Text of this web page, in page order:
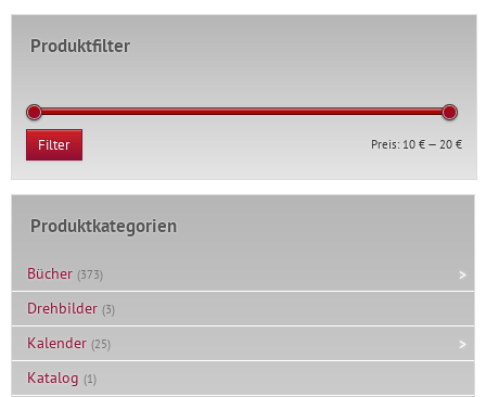
Produktfilter
Min.
Max.
Filter Preis: 10 € — 20 €
Produktkategorien
Bücher (373)
Drehbilder (3)
Kalender (25)
Katalog (1)